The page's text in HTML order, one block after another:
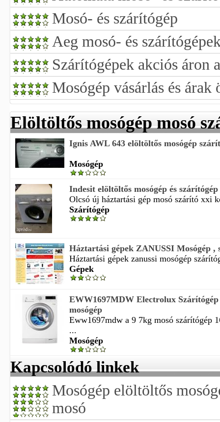
Mosó- és szárítógép
Aeg mosó- és
Szárítógépek akciós áron
Mosógép vásárlás és árak
Elöltöltős mosógép mosó
Ignis AWL 643 elöltöltős mosógép
Mosógép
Indesit elöltöltős mosógép és szárítógép
Olcsó új háztartási gép mosó szárító xxi
Szárítógép
Háztartási gépek ZANUSSI Mosógép ,
Háztartási gépek zanussi mosógép
Gépek
EWW1697MDW Electrolux
mosógép
Eww1697mdw a 9 7kg mosó szárítógép
...
Mosógép
Kapcsolódó linkek
Mosógép elöltöltős
mosó